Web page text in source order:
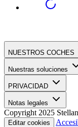
NUESTROS COCHES
Nuestras soluciones
PRIVACIDAD
Notas legales
Copyright 2025
Editar cookies